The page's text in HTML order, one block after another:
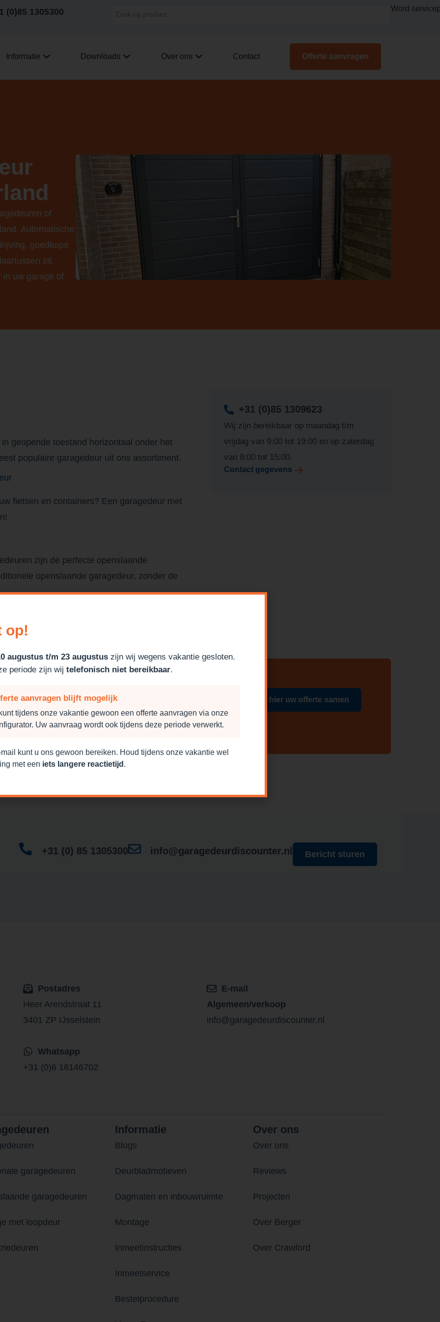
(0)85 1305300 Word
Informatie Downloads Over ons Contact Offerte aanvragen
of
Automatische
goedkope
zit.
in uw garage of
geopende toestand horizontaal onder het
populaire garagedeur uit ons assortiment.
fietsen en containers? Een garagedeur met
zijn de perfecte openslaande
openslaande garagedeur, zonder de
+31 (0)85 1309623
Wij zijn bereikbaar op maandag t/m
vrijdag van 9:00 tot 19:00 en op zaterdag
van 9:00 tot 15:00.
Contact gegevens
zelf samen met onze
Stel hier uw offerte samen
+31 (0) 85 1305300 info@garagedeurdiscounter.nl Bericht sturen
Postadres
Heer Arendstraat 11
3401 ZP IJsselstein
E-mail
Algemeen/verkoop
info@garagedeurdiscounter.nl
Whatsapp
+31 (0)6 18146702
garagedeuren
garagedeuren
met loopdeur
Informatie
Blogs
Deurbladmotieven
Dagmaten en inbouwruimte
Montage
Inmeetinstructies
Inmeetservice
Bestelprocedure
Over ons
Over ons
Reviews
Projecten
Over Berger
Over Crawford
op!
augustus t/m 23 augustus zijn wij wegens vakantie gesloten.
periode zijn wij telefonisch niet bereikbaar.
aanvragen blijft mogelijk
tijdens onze vakantie gewoon een offerte aanvragen via onze
Uw aanvraag wordt ook tijdens deze periode verwerkt.
mail kunt u ons gewoon bereiken. Houd tijdens onze vakantie wel
met een iets langere reactietijd .